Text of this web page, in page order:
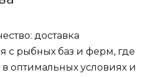
доставка
с рыбных баз и ферм, где
оптимальных условиях и